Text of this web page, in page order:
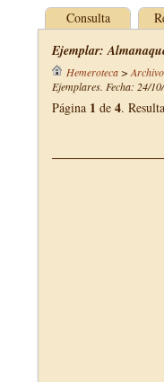
Consulta
Ejemplar:
Hemeroteca>
Ejemplares. Fecha: 24/
Página 1 de 4.